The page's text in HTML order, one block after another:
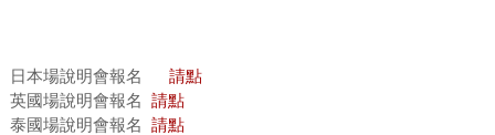
日本場說明會報名
請點
英國場說明會報名
請點
泰國場說明會報名
請點